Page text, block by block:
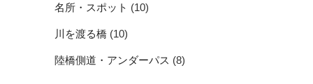
名所・スポット (10)
川を渡る橋 (10)
陸橋側道・アンダーパス (8)